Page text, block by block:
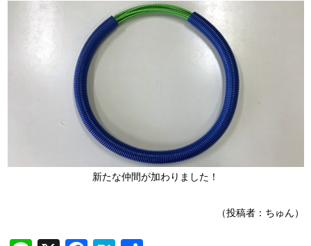
新たな仲間が加わりました！
（投稿者：ちゅん）